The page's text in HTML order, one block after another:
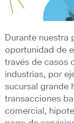
Durante nuestra
oportunidad de
través de casos
industrias, por
sucursal grande
transacciones
comercial,